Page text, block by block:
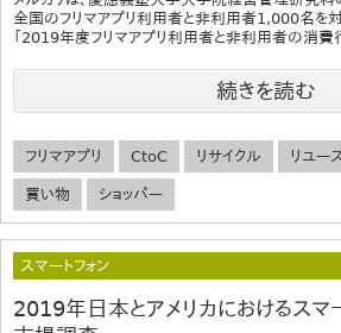
全国のフリマアプリ利用者と非利用者1,000名を
「2019年度フリマアプリ利用者と非利用者の消
続きを読む
フリマアプリ CtoC リサイクル リユー
買い物 ショッパー
スマートフォン
2019年日本とアメリカにおけるスマ